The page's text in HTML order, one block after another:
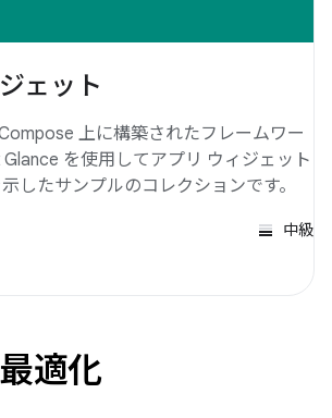
ェット
上に構築されたフレームワー
を使用してアプリ ウィジェット
したサンプルのコレクションです。
中級
適化